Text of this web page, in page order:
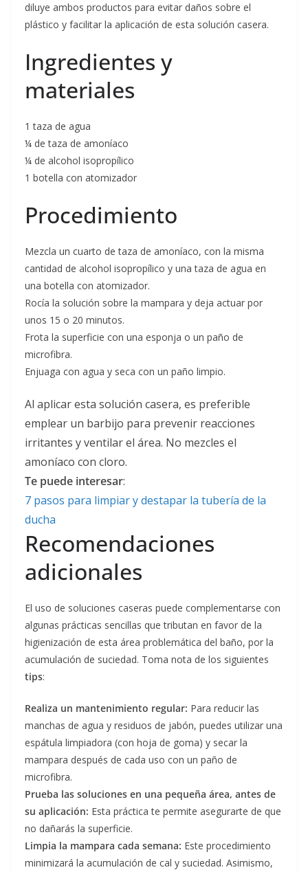
diluye ambos productos para evitar daños sobre el
plástico y facilitar la aplicación de esta solución casera.
Ingredientes y
materiales
1 taza de agua
¼ de taza de amoníaco
¼ de alcohol isopropílico
1 botella con atomizador
Procedimiento
Mezcla un cuarto de taza de amoníaco, con la misma
cantidad de alcohol isopropílico y una taza de agua en
una botella con atomizador.
Rocía la solución sobre la mampara y deja actuar por
unos 15 o 20 minutos.
Frota la superficie con una esponja o un paño de
microfibra.
Enjuaga con agua y seca con un paño limpio.
Al aplicar esta solución casera, es preferible
emplear un barbijo para prevenir reacciones
irritantes y ventilar el área. No mezcles el
amoníaco con cloro.
Te puede interesar:
7 pasos para limpiar y destapar la tubería de la
ducha
Recomendaciones
adicionales
El uso de soluciones caseras puede complementarse con
algunas prácticas sencillas que tributan en favor de la
higienización de esta área problemática del baño, por la
acumulación de suciedad. Toma nota de los siguientes
tips:
Realiza un mantenimiento regular: Para reducir las
manchas de agua y residuos de jabón, puedes utilizar una
espátula limpiadora (con hoja de goma) y secar la
mampara después de cada uso con un paño de
microfibra.
Prueba las soluciones en una pequeña área, antes de
su aplicación: Esta práctica te permite asegurarte de que
no dañarás la superficie.
Limpia la mampara cada semana: Este procedimiento
minimizará la acumulación de cal y suciedad. Asimismo,